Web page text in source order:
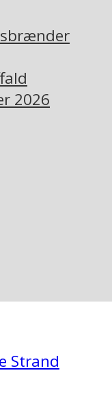
2026
Strand